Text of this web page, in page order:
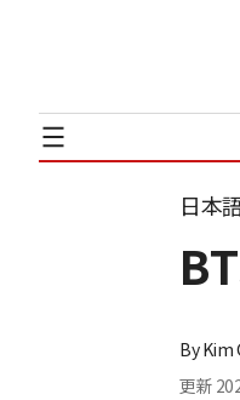
日本
ByKim
更新